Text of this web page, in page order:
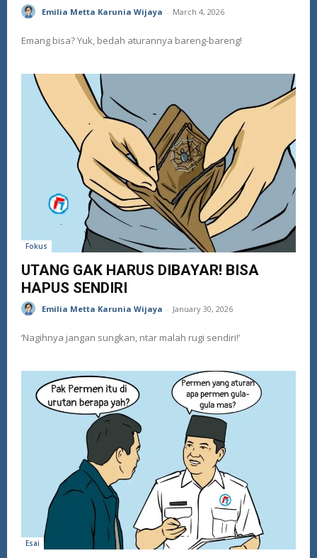
Emilia Metta Karunia Wijaya - March 4, 2026
Emang bisa? Yuk, bedah aturannya bareng-bareng!
Fokus
UTANG GAK HARUS DIBAYAR! BISA
HAPUS SENDIRI
Emilia Metta Karunia Wijaya - January 30, 2026
‘Nagihnya jangan sungkan, ntar malah rugi sendiri!’
Esai